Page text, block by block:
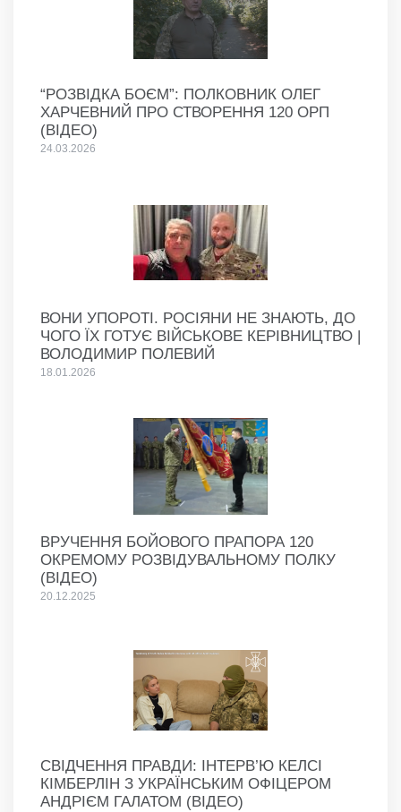
“РОЗВІДКА БОЄМ”: ПОЛКОВНИК ОЛЕГ
ХАРЧЕВНИЙ ПРО СТВОРЕННЯ 120 ОРП
(ВІДЕО)
24.03.2026
ВОНИ УПОРОТІ. РОСІЯНИ НЕ ЗНАЮТЬ, ДО
ЧОГО ЇХ ГОТУЄ ВІЙСЬКОВЕ КЕРІВНИЦТВО |
ВОЛОДИМИР ПОЛЕВИЙ
18.01.2026
ВРУЧЕННЯ БОЙОВОГО ПРАПОРА 120
ОКРЕМОМУ РОЗВІДУВАЛЬНОМУ ПОЛКУ
(ВІДЕО)
20.12.2025
СВІДЧЕННЯ ПРАВДИ: ІНТЕРВ’Ю КЕЛСІ
КІМБЕРЛІН З УКРАЇНСЬКИМ ОФІЦЕРОМ
АНДРІЄМ ГАЛАТОМ (ВІДЕО)